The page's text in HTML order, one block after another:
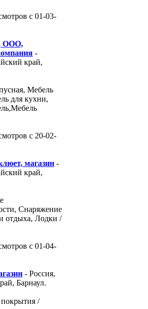
с 01-03-
ООО,
-
край,
Мебель
для кухни,
с 20-02-
магазин -
край,
Снаряжение
отдыха, Лодки /
с 01-04-
- Россия,
Барнаул.
/